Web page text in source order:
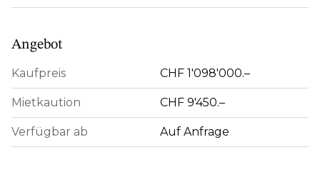
Angebot
Kaufpreis CHF 1'098'000.–
Mietkaution CHF 9'450.–
Verfügbar ab Auf Anfrage